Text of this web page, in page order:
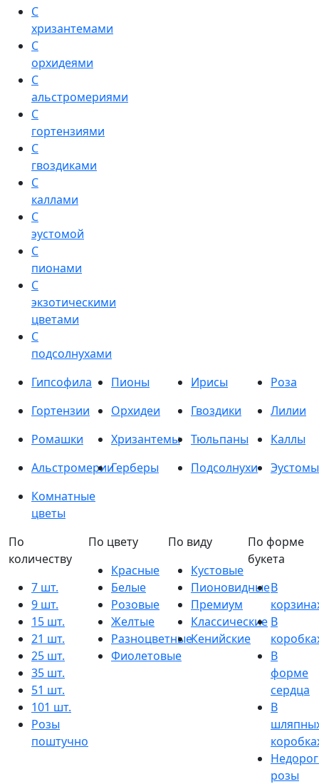
С
хризантемами
С
орхидеями
С
альстромериями
С
гортензиями
С
гвоздиками
С
каллами
С
эустомой
С
пионами
С
экзотическими
цветами
С
подсолнухами
Гипсофила
Пионы Ирисы
Роза
Гортензии
Орхидеи Гвоздики
Лилии
Ромашки
Хризантемы Тюльпаны
Каллы
АльстромерииГерберы Подсолнухи
Эустомы
Комнатные
цветы
По
количеству
7 шт.
9 шт.
15 шт.
21 шт.
25 шт.
35 шт.
51 шт.
101 шт.
Розы
поштучно
По цвету
Красные
Белые
Розовые
Желтые
Разноцветные
Фиолетовые
По виду
Кустовые
Пионовидные
Премиум
Классические
Кенийские
По форме
букета
В
В
В
форме
сердца
В
розы